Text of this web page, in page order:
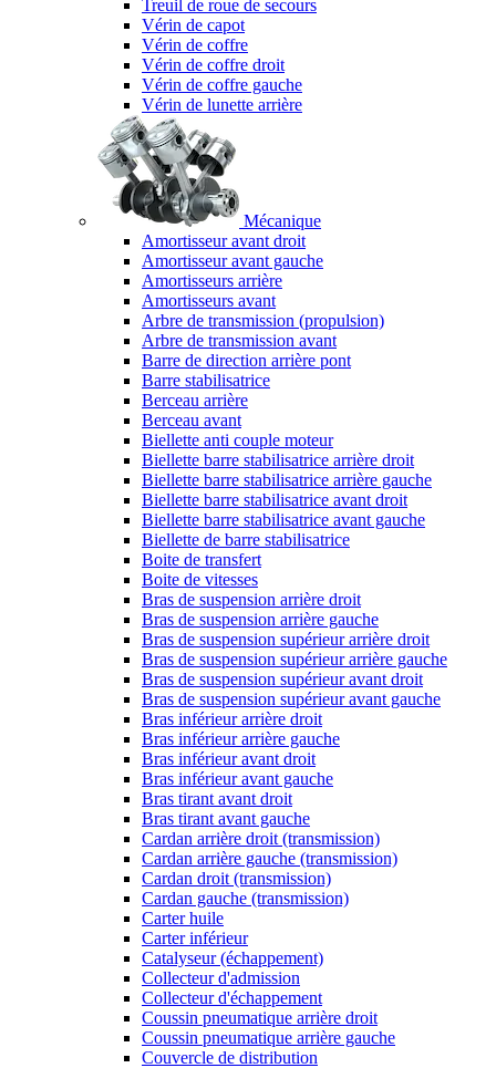
Treuil de roue de secours
Vérin de capot
Vérin de coffre
Vérin de coffre droit
Vérin de coffre gauche
Vérin de lunette arrière
Mécanique
Amortisseur avant droit
Amortisseur avant gauche
Amortisseurs arrière
Amortisseurs avant
Arbre de transmission (propulsion)
Arbre de transmission avant
Barre de direction arrière pont
Barre stabilisatrice
Berceau arrière
Berceau avant
Biellette anti couple moteur
Biellette barre stabilisatrice arrière droit
Biellette barre stabilisatrice arrière gauche
Biellette barre stabilisatrice avant droit
Biellette barre stabilisatrice avant gauche
Biellette de barre stabilisatrice
Boite de transfert
Boite de vitesses
Bras de suspension arrière droit
Bras de suspension arrière gauche
Bras de suspension supérieur arrière droit
Bras de suspension supérieur arrière gauche
Bras de suspension supérieur avant droit
Bras de suspension supérieur avant gauche
Bras inférieur arrière droit
Bras inférieur arrière gauche
Bras inférieur avant droit
Bras inférieur avant gauche
Bras tirant avant droit
Bras tirant avant gauche
Cardan arrière droit (transmission)
Cardan arrière gauche (transmission)
Cardan droit (transmission)
Cardan gauche (transmission)
Carter huile
Carter inférieur
Catalyseur (échappement)
Collecteur d'admission
Collecteur d'échappement
Coussin pneumatique arrière droit
Coussin pneumatique arrière gauche
Couvercle de distribution